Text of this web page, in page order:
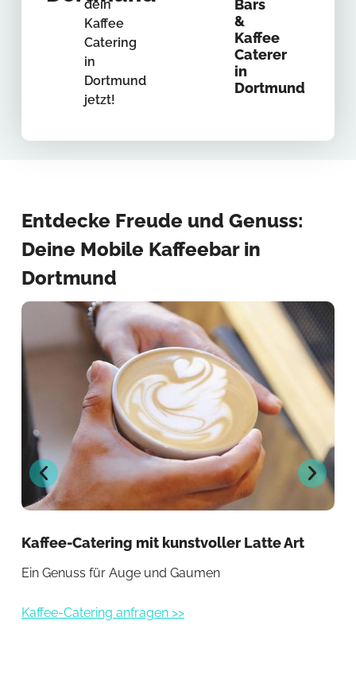
dein
Kaffee
Catering
in
Dortmund
jetzt!
Bars
&
Kaffee
Caterer
in
Dortmund
Entdecke Freude und Genuss:
Deine Mobile Kaffeebar in
Dortmund
Kaffee-Catering mit kunstvoller Latte Art
Ein Genuss für Auge und Gaumen
Kaffee-Catering anfragen >>